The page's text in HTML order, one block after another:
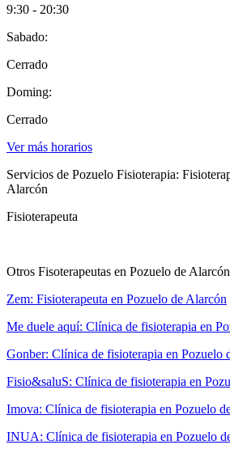
9:30 - 20:30
Sabado:
Cerrado
Doming:
Cerrado
Ver más horarios
Servicios de Pozuelo Fisioterapia:
Alarcón
Fisioterapeuta
Otros Fisoterapeutas en Pozuelo de Alarcón
Zem: Fisioterapeuta en Pozuelo de Alarcón
Me duele aquí: Clínica de fisioterapia en
Gonber: Clínica de fisioterapia en Pozuelo
Fisio&saluS: Clínica de fisioterapia en
Imova: Clínica de fisioterapia en Pozuelo
INUA: Clínica de fisioterapia en Pozuelo